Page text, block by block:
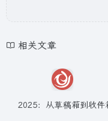
相关文章
2025：从草稿箱到收件